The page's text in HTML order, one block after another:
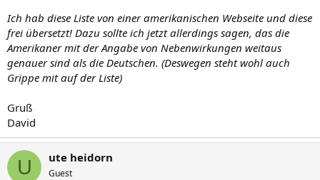
Ich hab diese Liste von einer amerikanischen Webseite und diese
frei übersetzt! Dazu sollte ich jetzt allerdings sagen, das die
Amerikaner mit der Angabe von Nebenwirkungen weitaus
genauer sind als die Deutschen. (Deswegen steht wohl auch
Grippe mit auf der Liste)
Gruß
David
U ute heidorn
Guest